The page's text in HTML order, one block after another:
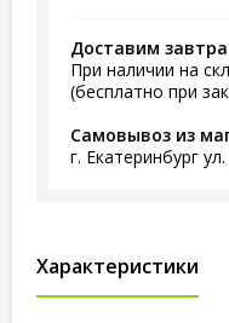
Доставим
При наличии на
(бесплатно при
Самовывоз из
г. Екатеринбург
Характеристики